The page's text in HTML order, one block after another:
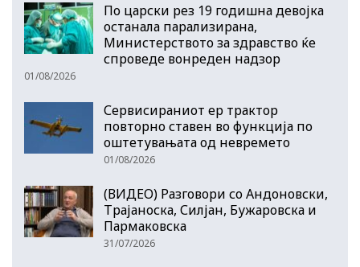
По царски рез 19 годишна девојка
останала парализирана,
Министерството за здравство ќе
спроведе вонреден надзор
01/08/2026
Сервисираниот ер трактор
повторно ставен во функција по
оштетувањата од невремето
01/08/2026
(ВИДЕО) Разговори со Андоновски,
Трајаноска, Силјан, Бужаровска и
Пармаковска
31/07/2026